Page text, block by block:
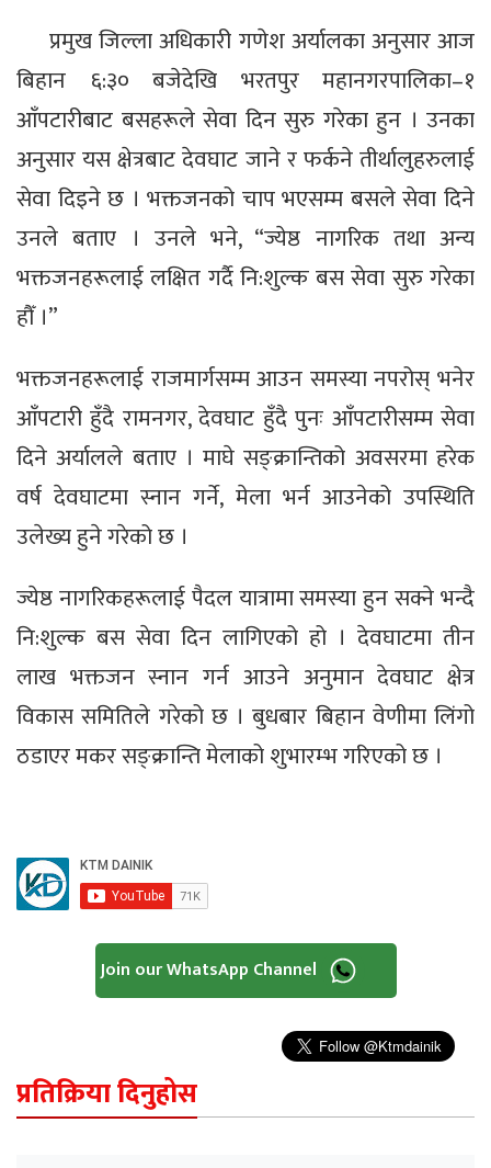
प्रमुख जिल्ला अधिकारी गणेश अर्यालका अनुसार आज
बिहान ६:३० बजेदेखि भरतपुर महानगरपालिका–१
आँपटारीबाट बसहरूले सेवा दिन सुरु गरेका हुन । उनका
अनुसार यस क्षेत्रबाट देवघाट जाने र फर्कने तीर्थालुहरुलाई
सेवा दिइने छ । भक्तजनको चाप भएसम्म बसले सेवा दिने
उनले बताए । उनले भने, “ज्येष्ठ नागरिक तथा अन्य
भक्तजनहरूलाई लक्षित गर्दै नि:शुल्क बस सेवा सुरु गरेका
हौँ ।”
भक्तजनहरूलाई राजमार्गसम्म आउन समस्या नपरोस् भनेर
आँपटारी हुँदै रामनगर, देवघाट हुँदै पुनः आँपटारीसम्म सेवा
दिने अर्यालले बताए । माघे सङ्क्रान्तिको अवसरमा हरेक
वर्ष देवघाटमा स्नान गर्ने, मेला भर्न आउनेको उपस्थिति
उलेख्य हुने गरेको छ ।
ज्येष्ठ नागरिकहरूलाई पैदल यात्रामा समस्या हुन सक्ने भन्दै
नि:शुल्क बस सेवा दिन लागिएको हो । देवघाटमा तीन
लाख भक्तजन स्नान गर्न आउने अनुमान देवघाट क्षेत्र
विकास समितिले गरेको छ । बुधबार बिहान वेणीमा लिंगो
ठडाएर मकर सङ्क्रान्ति मेलाको शुभारम्भ गरिएको छ ।
Join our WhatsApp Channel
प्रतिक्रिया दिनुहोस